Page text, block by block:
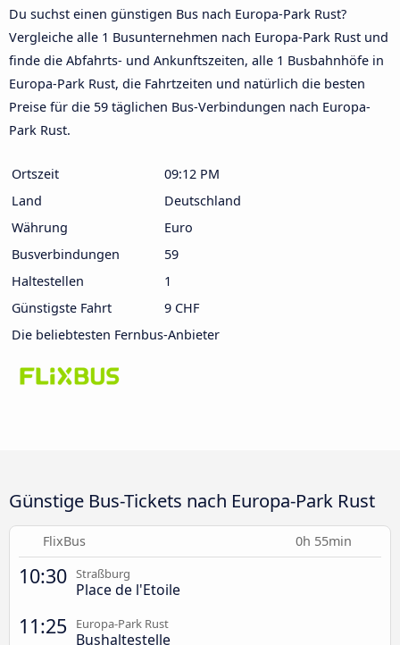
Du suchst einen günstigen Bus nach Europa-Park Rust?
Vergleiche alle 1 Busunternehmen nach Europa-Park Rust und
finde die Abfahrts- und Ankunftszeiten, alle 1 Busbahnhöfe in
Europa-Park Rust, die Fahrtzeiten und natürlich die besten
Preise für die 59 täglichen Bus-Verbindungen nach Europa-
Park Rust.
Ortszeit
09:12 PM
Land
Deutschland
Währung
Euro
Busverbindungen
59
Haltestellen
1
Günstigste Fahrt
9 CHF
Die beliebtesten Fernbus-Anbieter
Günstige Bus-Tickets nach Europa-Park Rust
FlixBus 0h 55min
10:30 Straßburg
Place de l'Etoile
11:25 Europa-Park Rust
Bushaltestelle